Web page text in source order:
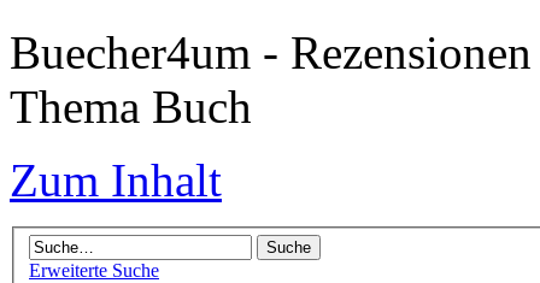
Buecher4um -
Thema Buch
Zum Inhalt
Erweiterte Suche